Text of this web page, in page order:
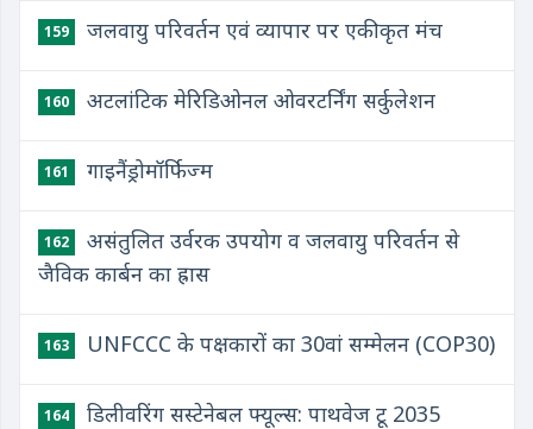
159 जलवायु परिवर्तन एवं व्यापार पर एकीकृत मंच
160 अटलांटिक मेरिडिओनल ओवरटर्निंग सर्कुलेशन
161 गाइनैंड्रोमॉर्फिज्म
162
असंतुलित उर्वरक उपयोग व जलवायु परिवर्तन से
जैविक कार्बन का ह्रास
163 UNFCCC के पक्षकारों का 30वां सम्मेलन (COP30)
164 डिलीवरिंग सस्टेनेबल फ्यूल्स: पाथवेज टू 2035